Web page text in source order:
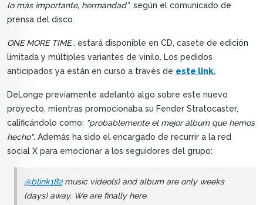
lo más importante, hermandad”, según el comunicado de
prensa del disco.
ONE MORE TIME… estará disponible en CD, casete de edición
limitada y múltiples variantes de vinilo. Los pedidos
anticipados ya están en curso a través de este link.
DeLonge previamente adelantó algo sobre este nuevo
proyecto, mientras promocionaba su Fender Stratocaster,
calificándolo como: "probablemente el mejor álbum que hemos
hecho". Además ha sido el encargado de recurrir a la red
social X para emocionar a los seguidores del grupo:
@blink182music video(s) and album are only weeks
(days) away. We are finally here.